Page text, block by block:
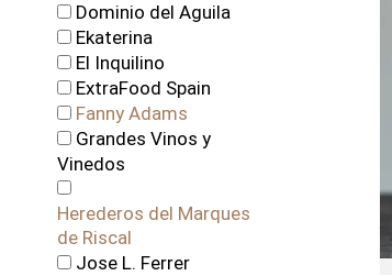
Dominio del Aguila
Ekaterina
El Inquilino
ExtraFood Spain
Fanny Adams
Grandes Vinos y
Vinedos
Herederos del Marques
de Riscal
Jose L. Ferrer